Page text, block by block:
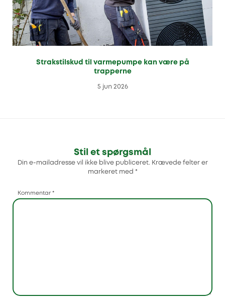
Strakstilskud til varmepumpe kan være på
trapperne
5 jun 2026
Stil et spørgsmål
Din e-mailadresse vil ikke blive publiceret. Krævede felter er
markeret med *
Kommentar *